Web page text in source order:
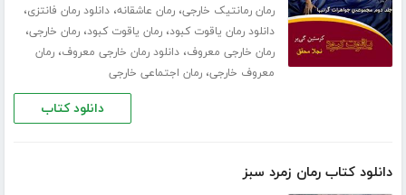
رمان رمانتیک خارجی،رمان عاشقانه،دانلود رمان فانتزی،
دانلود رمان یاقوت کبود،رمان یاقوت کبود،رمان خارجی،
رمان خارجی معروف،دانلود رمان خارجی معروف،رمان
معروف خارجی،رمان اجتماعی خارجی
دانلود کتاب
دانلود کتاب رمان زمرد سبز